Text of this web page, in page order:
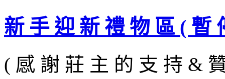
新 手 迎 新 禮 物 區 ( 暫
( 感 謝 莊 主 的 支 持 &